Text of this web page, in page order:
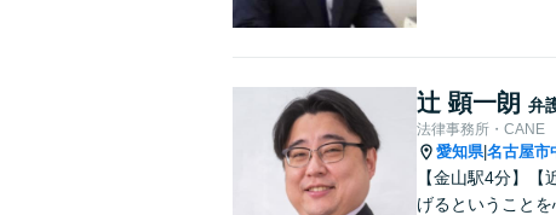
辻 顕一朗 弁
法律事務所・CANE
愛知県|名古屋市
【金山駅4分】
げるということ